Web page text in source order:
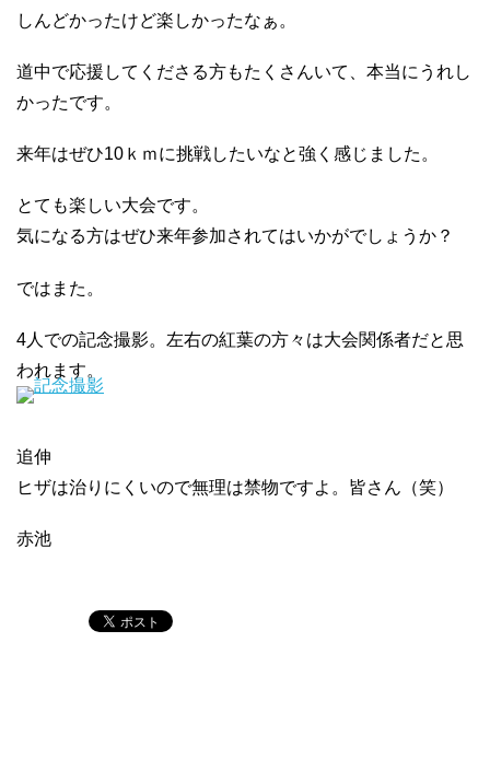
しんどかったけど楽しかったなぁ。
道中で応援してくださる方もたくさんいて、本当にうれし
かったです。
来年はぜひ10ｋｍに挑戦したいなと強く感じました。
とても楽しい大会です。
気になる方はぜひ来年参加されてはいかがでしょうか？
ではまた。
4人での記念撮影。左右の紅葉の方々は大会関係者だと思
われます。
追伸
ヒザは治りにくいので無理は禁物ですよ。皆さん（笑）
赤池